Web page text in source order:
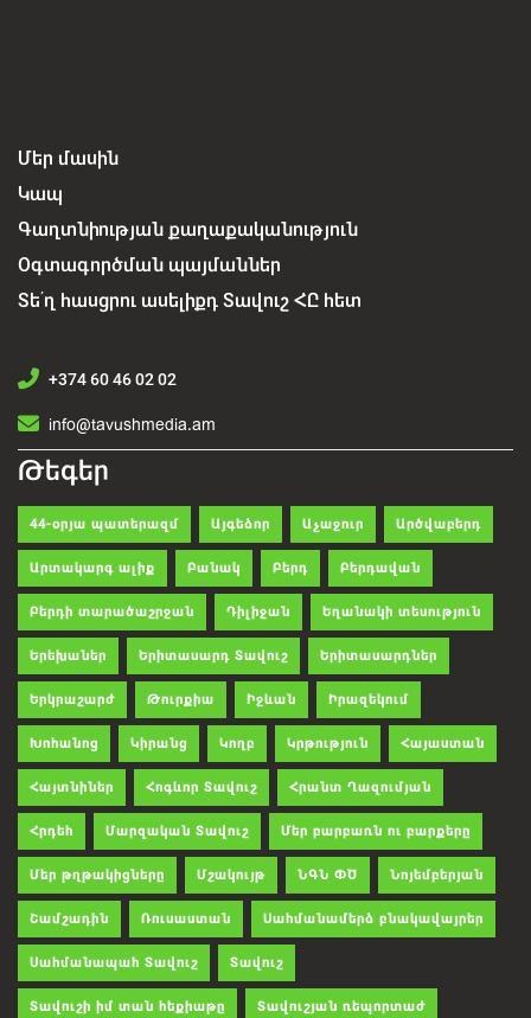
Մեր մասին
Կապ
Գաղտնիության քաղաքականություն
Օգտագործման պայմաններ
Տե՛ղ հասցրու ասելիքդ Տավուշ ՀԸ հետ
+374 60 46 02 02
info@tavushmedia.am
Թեգեր
44-օրյա պատերազմ Այգեձոր Աչաջուր Արծվաբերդ
Արտակարգ ալիք Բանակ Բերդ Բերդավան
Բերդի տարածաշրջան Դիլիջան Եղանակի տեսություն
Երեխաներ Երիտասարդ Տավուշ Երիտասարդներ
Երկրաշարժ Թուրքիա Իջևան Իրազեկում
Խոհանոց Կիրանց Կողբ Կրթություն Հայաստան
Հայտնիներ Հոգևոր Տավուշ Հրանտ Ղազումյան
Հրդեհ Մարզական Տավուշ Մեր բարբառն ու բարքերը
Մեր թղթակիցները Մշակույթ ՆԳՆ ՓԾ Նոյեմբերյան
Շամշադին Ռուսաստան Սահմանամերձ բնակավայրեր
Սահմանապահ Տավուշ Տավուշ
Տավուշի իմ տան հեքիաթը Տավուշյան ռեպորտաժ